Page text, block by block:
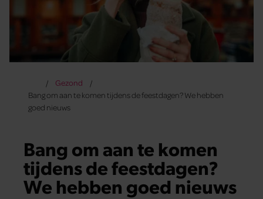
Gezond
Bang om aan te komen tijdens de feestdagen? We hebben
goed nieuws
Bang om aan te komen
tijdens de feestdagen?
We hebben goed nieuws